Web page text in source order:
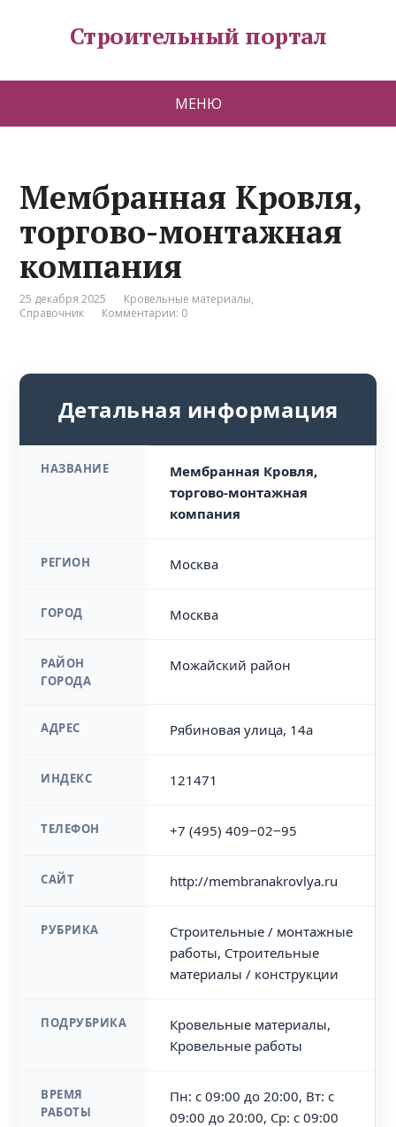
Строительный портал
МЕНЮ
Мембранная Кровля,
торгово-монтажная
компания
25 декабря 2025 Кровельные материалы,
Справочник
Комментарии: 0
Детальная информация
НАЗВАНИЕ
Мембранная Кровля,
торгово-монтажная
компания
РЕГИОН Москва
ГОРОД Москва
РАЙОН
ГОРОДА
Можайский район
АДРЕС Рябиновая улица, 14а
ИНДЕКС 121471
ТЕЛЕФОН +7 (495) 409‒02‒95
САЙТ http://membranakrovlya.ru
РУБРИКА
Строительные / монтажные
работы, Строительные
материалы / конструкции
ПОДРУБРИКА
Кровельные материалы,
Кровельные работы
ВРЕМЯ
РАБОТЫ
Пн: с 09:00 до 20:00, Вт: с
09:00 до 20:00, Ср: с 09:00